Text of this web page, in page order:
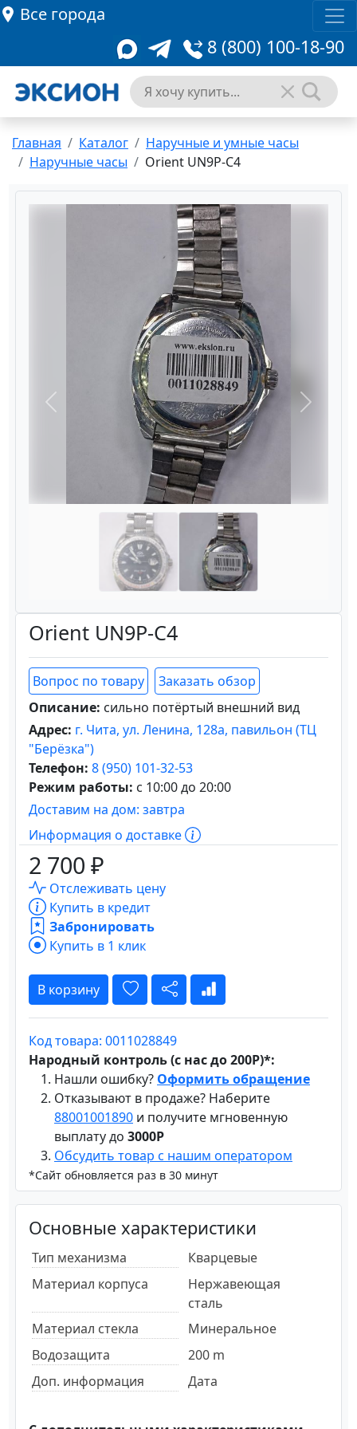
Все города
8 (800) 100-18-90
Главная Каталог
Наручные и умные часы
Наручные часы
Orient UN9P-C4
Назад Вперёд
Orient UN9P-C4
Вопрос по товару
Заказать обзор
Описание: сильно потёртый внешний вид
Адрес: г. Чита, ул. Ленина, 128а, павильон (ТЦ
"Берёзка")
Телефон: 8 (950) 101-32-53
Режим работы: с 10:00 до 20:00
Доставим на дом: завтра
Информация о доставке
2 700 ₽
Отслеживать цену
Купить в кредит
Забронировать
Купить в 1 клик
В корзину
Код товара: 0011028849
Народный контроль (с нас до 200Р)*:
Нашли ошибку? Оформить обращение
Отказывают в продаже? Наберите
88001001890 и получите мгновенную
выплату до 3000Р
Обсудить товар с нашим оператором
*Сайт обновляется раз в 30 минут
Основные характеристики
Тип механизма
Кварцевые
Материал корпуса
Нержавеющая
сталь
Материал стекла
Минеральное
Водозащита
200 m
Доп. информация
Дата